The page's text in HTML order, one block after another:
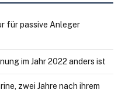
für passive Anleger
im Jahr 2022 anders ist
zwei Jahre nach ihrem